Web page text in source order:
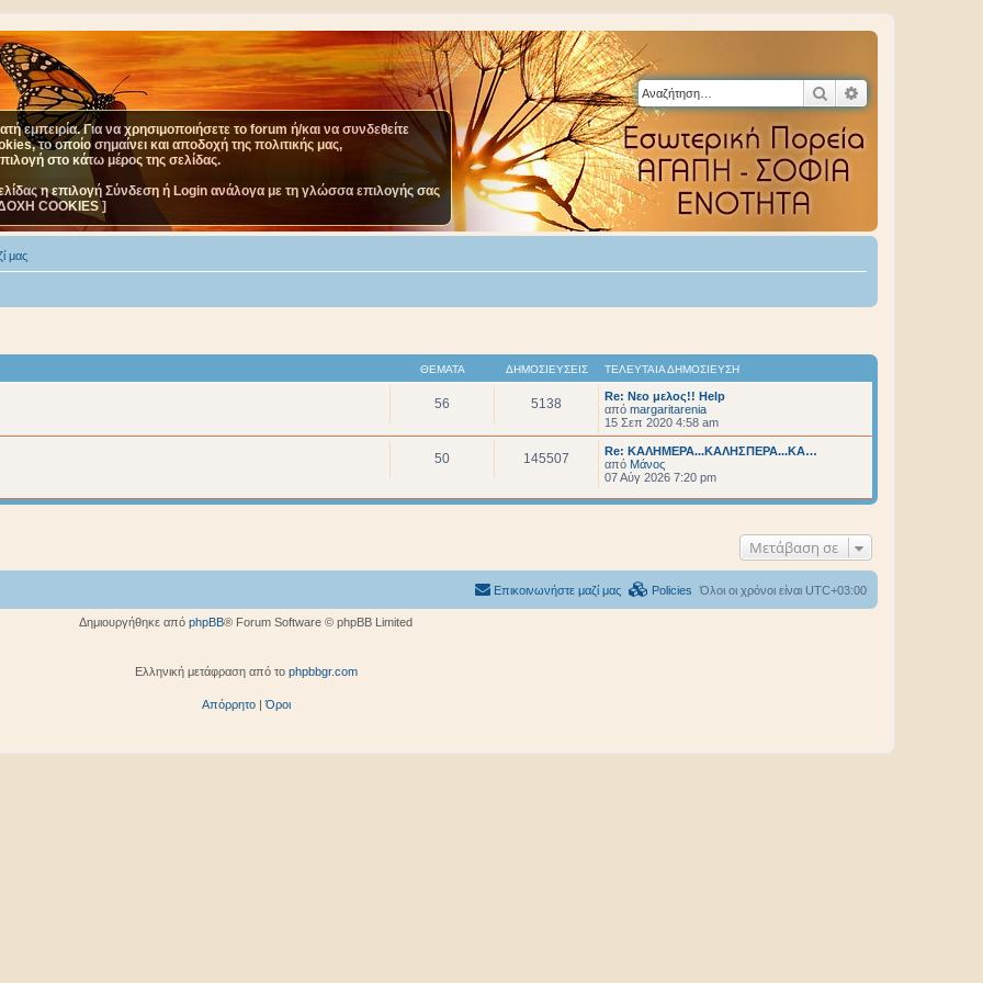
Αναζήτηση
μας
ΘΈΜΑΤΑ ΔΗΜΟΣΙΕΎΣΕΙΣ ΤΕΛΕΥΤΑΊΑ ΔΗΜΟΣΊΕΥΣΗ
56 5138
Re: Νεο μελος!! Help
από margaritarenia
15 Σεπ 2020 4:58 am
50 145507
Re: ΚΑΛΗΜΕΡΑ...ΚΑΛΗΣΠΕΡΑ...ΚΑ…
από Μάνος
07 Αύγ 2026 7:20 pm
Μετάβαση σε
εμπειρία. Για να χρησιμοποιήσετε το forum ή/και να συνδεθείτε
το οποίο σημαίνει και αποδοχή της πολιτικής μας,
στο κάτω μέρος της σελίδας.
η επιλογή Σύνδεση ή Login ανάλογα με τη γλώσσα επιλογής σας
COOKIES ]
Όλοι οι χρόνοι είναι UTC+03:00
Policies
Επικοινωνήστε μαζί μας
Δημιουργήθηκε από phpBB® Forum Software © phpBB Limited
Ελληνική μετάφραση από το phpbbgr.com
Απόρρητο|Όροι